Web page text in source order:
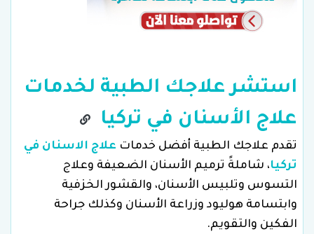
استشر علاجك الطبية لخدمات
علاج الأسنان في تركيا
تقدم علاجك الطبية أفضل خدمات علاج الاسنان في
تركيا، شاملةً ترميم الأسنان الضعيفة وعلاج
التسوس وتلبيس الأسنان، والقشور الخزفية
وابتسامة هوليود وزراعة الأسنان وكذلك جراحة
الفكين والتقويم.